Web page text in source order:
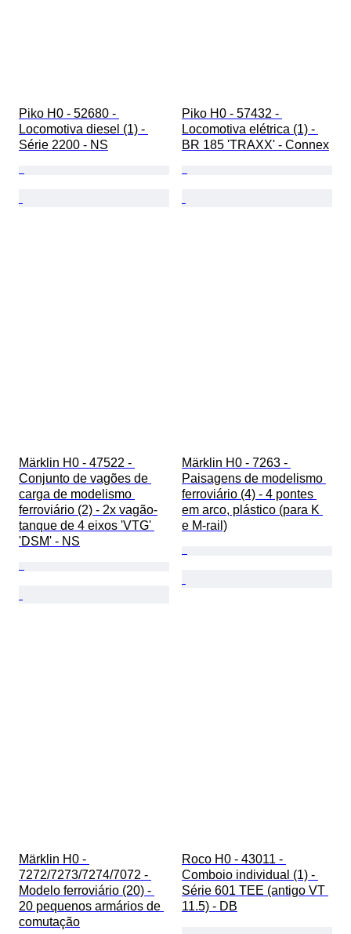
Piko H0 - 52680 -
Locomotiva diesel (1) -
Série 2200 - NS
Piko H0 - 57432 -
Locomotiva elétrica (1) -
BR 185 'TRAXX' - Connex
Märklin H0 - 47522 -
Conjunto de vagões de
carga de modelismo
ferroviário (2) - 2x vagão-
tanque de 4 eixos 'VTG'
'DSM' - NS
Märklin H0 - 7263 -
Paisagens de modelismo
ferroviário (4) - 4 pontes
em arco, plástico (para K
e M-rail)
Märklin H0 -
7272/7273/7274/7072 -
Modelo ferroviário (20) -
20 pequenos armários de
comutação
Roco H0 - 43011 -
Comboio individual (1) -
Série 601 TEE (antigo VT
11.5) - DB